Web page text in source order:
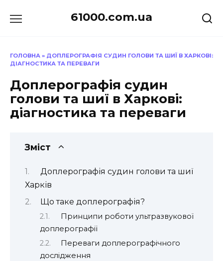
до
61000.com.ua
ГОЛОВНА » ДОПЛЕРОГРАФІЯ СУДИН ГОЛОВИ ТА ШИЇ В ХАРКОВІ:
ДІАГНОСТИКА ТА ПЕРЕВАГИ
Доплерографія судин
голови та шиї в Харкові:
діагностика та переваги
Зміст
Доплерографія судин голови та шиї
Харків
Що таке доплерографія?
Принципи роботи ультразвукової
доплерографії
Переваги доплерографічного
дослідження